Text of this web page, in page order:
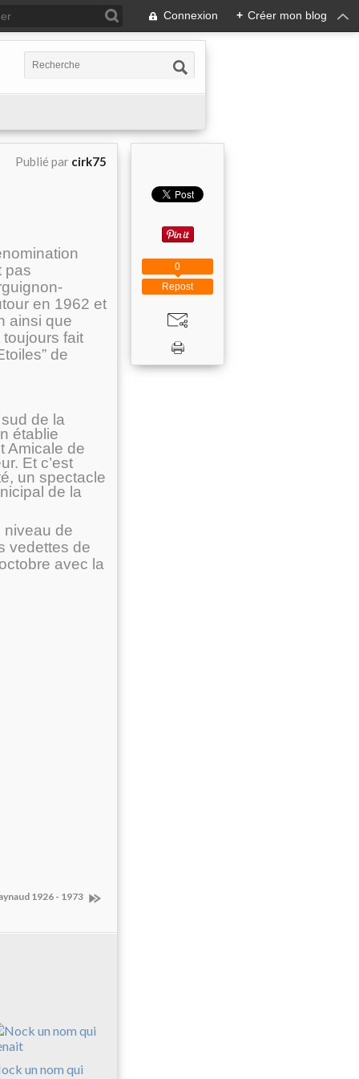
Connexion + Créer mon blog
Publié par cirk75
pas
en 1962 et
ainsi que
fait
de
de la
établie
Amicale de
Et c’est
un spectacle
de la
niveau de
vedettes de
avec la
1926 - 1973
un nom qui
Repost
0